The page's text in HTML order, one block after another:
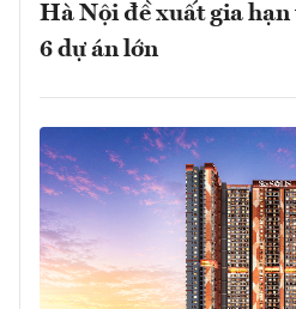
Hà Nội đề xuất gia
6 dự án lớn